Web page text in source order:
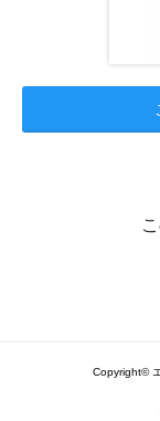
Copyright©